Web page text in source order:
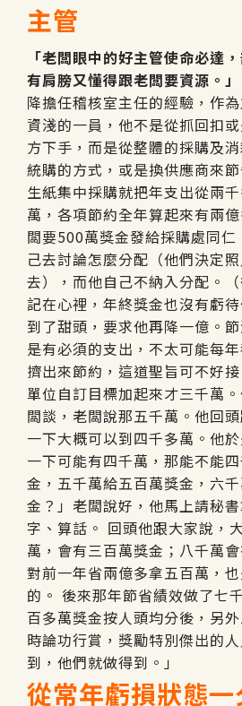
主管
「老闆眼中的好主管使命必達
有肩膀又懂得跟老闆要資源。」
降擔任稽核室主任的經驗，作
資淺的一員，他不是從抓回扣
方下手，而是從整體的採購及
統購的方式，或是換供應商來
生紙集中採購就把年支出從兩
萬，各項節約全年算起來有兩
闆要500萬獎金發給採購處同仁
己去討論怎麼分配（他們決定
去），而他自己不納入分配。
記在心裡，年終獎金也沒有虧
到了甜頭，要求他再降一億。
是有必須的支出，不太可能每
擠出來節約，這道聖旨可不好
單位自訂目標加起來才三千萬
闆談，老闆說那五千萬。他回
一下大概可以到四千多萬。他
一下可能有四千萬，那能不能
金，五千萬給五百萬獎金，六
金？」老闆說好，他馬上請秘
字、算話。 回頭他跟大家說，
萬，會有三百萬獎金；八千萬
對前一年省兩億多拿五百萬，
的。 後來那年節省績效做了七
百多萬獎金按人頭均分後，另
時論功行賞，獎勵特別傑出的
到，他們就做得到。」
從常年虧損狀態